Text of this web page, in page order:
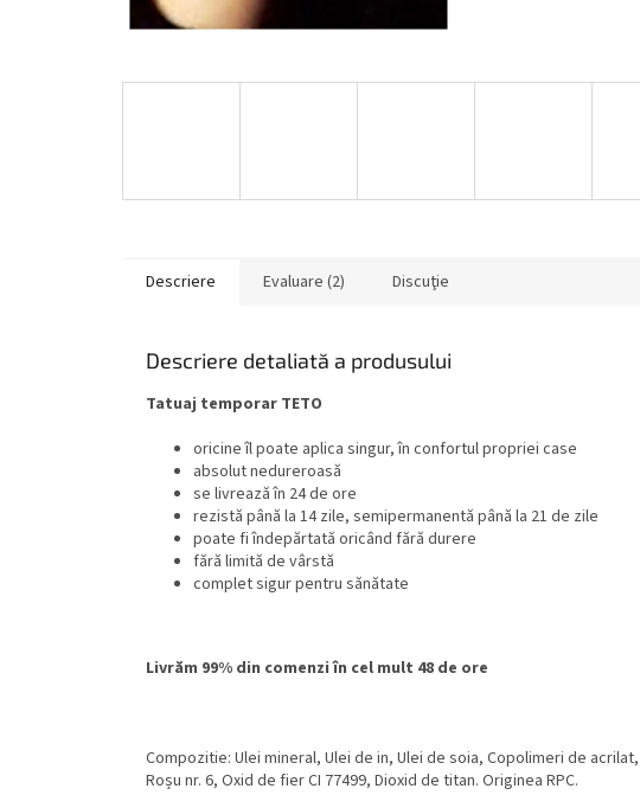
Descriere Evaluare (2) Discuţie
Descriere detaliată a produsului
Tatuaj temporar TETO
oricine îl poate aplica singur, în confortul propriei case
absolut nedureroasă
se livrează în 24 de ore
rezistă până la 14 zile, semipermanentă până la 21 de zile
poate fi îndepărtată oricând fără durere
fără limită de vârstă
complet sigur pentru sănătate
Livrăm 99% din comenzi în cel mult 48 de ore
Compozitie: Ulei mineral, Ulei de in, Ulei de soia, Copolimeri de
Roșu nr. 6, Oxid de fier CI 77499, Dioxid de titan. Originea RPC.